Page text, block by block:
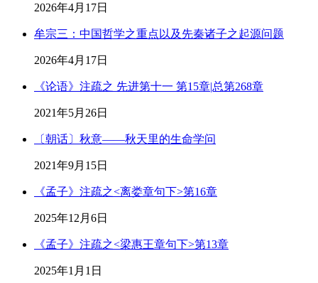
2026年4月17日
牟宗三：中国哲学之重点以及先秦诸子之起源问题
2026年4月17日
《论语》注疏之 先进第十一 第15章|总第268章
2021年5月26日
〔朝话〕秋意——秋天里的生命学问
2021年9月15日
《孟子》注疏之<离娄章句下>第16章
2025年12月6日
《孟子》注疏之<梁惠王章句下>第13章
2025年1月1日